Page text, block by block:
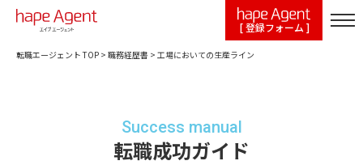
[ 登録フォーム ]
転職エージェント TOP > 職務経歴書 > 工場においての生産ライン
Success manual
転職成功ガイド